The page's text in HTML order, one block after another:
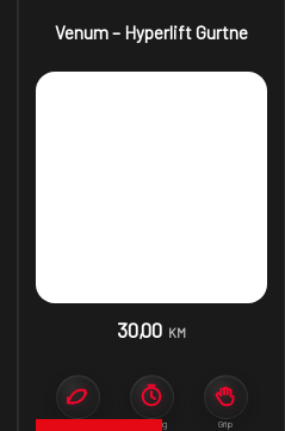
Venum – Hyperlift Gurtne
30,00 KM
Trening Grip